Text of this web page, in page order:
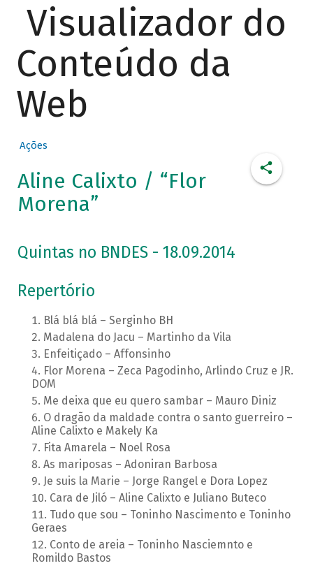
Visualizador do
Conteúdo da
Web
Ações
Aline Calixto / “Flor
Morena”
Quintas no BNDES - 18.09.2014
Repertório
Blá blá blá – Serginho BH
Madalena do Jacu – Martinho da Vila
Enfeitiçado – Affonsinho
Flor Morena – Zeca Pagodinho, Arlindo Cruz e JR.
DOM
Me deixa que eu quero sambar – Mauro Diniz
O dragão da maldade contra o santo guerreiro –
Aline Calixto e Makely Ka
Fita Amarela – Noel Rosa
As mariposas – Adoniran Barbosa
Je suis la Marie – Jorge Rangel e Dora Lopez
Cara de Jiló – Aline Calixto e Juliano Buteco
Tudo que sou – Toninho Nascimento e Toninho
Geraes
Conto de areia – Toninho Nasciemnto e
Romildo Bastos